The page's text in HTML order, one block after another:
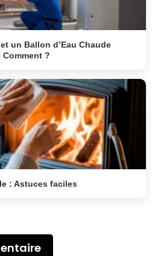
un Ballon d’Eau Chaude
?
: Astuces faciles